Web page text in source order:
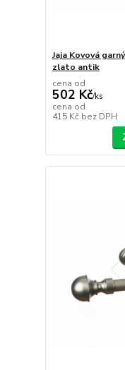
Jaja Kovová
zlato antik
cena od
502 Kč/ks
cena od
415 Kč bez DPH